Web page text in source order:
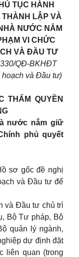
TỤC HÀNH
THÀNH LẬP VÀ
NƯỚC NẮM
VI CHỨC
VÀ ĐẦU TƯ
QĐ-BKHĐT
hoạch và Đầu tư)
THẨM QUYỀN
nước nắm giữ
phủ quyết
sơ gốc đề nghị
và Đầu tư để
và Đầu tư chủ trì
Bộ Tư pháp, Bộ
quản lý ngành,
dự định đặt
liên quan (trong